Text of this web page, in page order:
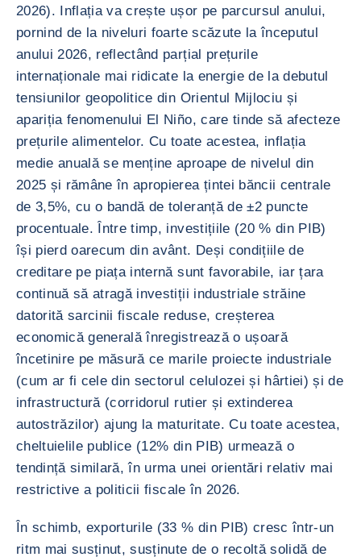
2026). Inflația va crește ușor pe parcursul anului,
pornind de la niveluri foarte scăzute la începutul
anului 2026, reflectând parțial prețurile
internaționale mai ridicate la energie de la debutul
tensiunilor geopolitice din Orientul Mijlociu și
apariția fenomenului El Niño, care tinde să afecteze
prețurile alimentelor. Cu toate acestea, inflația
medie anuală se menține aproape de nivelul din
2025 și rămâne în apropierea țintei băncii centrale
de 3,5%, cu o bandă de toleranță de ±2 puncte
procentuale. Între timp, investițiile (20 % din PIB)
își pierd oarecum din avânt. Deși condițiile de
creditare pe piața internă sunt favorabile, iar țara
continuă să atragă investiții industriale străine
datorită sarcinii fiscale reduse, creșterea
economică generală înregistrează o ușoară
încetinire pe măsură ce marile proiecte industriale
(cum ar fi cele din sectorul celulozei și hârtiei) și de
infrastructură (corridorul rutier și extinderea
autostrăzilor) ajung la maturitate. Cu toate acestea,
cheltuielile publice (12% din PIB) urmează o
tendință similară, în urma unei orientări relativ mai
restrictive a politicii fiscale în 2026.
În schimb, exporturile (33 % din PIB) cresc într-un
ritm mai susținut, susținute de o recoltă solidă de